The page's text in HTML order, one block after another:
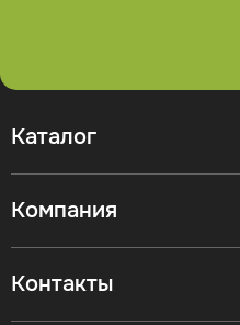
Контакты
Каталог
Компания